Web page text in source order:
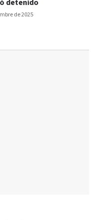
de 2025
detenido